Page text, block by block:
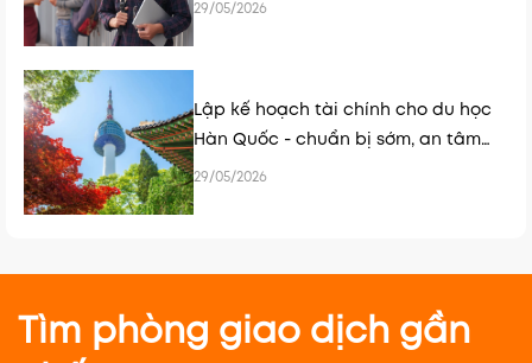
29/05/2026
Lập kế hoạch tài chính cho du học
Hàn Quốc - chuẩn bị sớm, an tâm
hơn
29/05/2026
Tìm phòng giao dịch gần